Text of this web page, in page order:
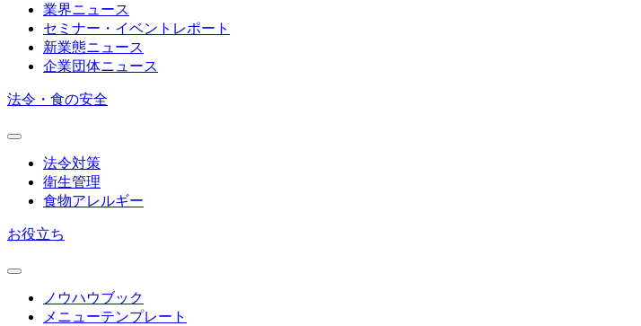
業界ニュース
セミナー・イベントレポート
新業態ニュース
企業団体ニュース
法令・食の安全
法令対策
衛生管理
食物アレルギー
お役立ち
ノウハウブック
メニューテンプレート